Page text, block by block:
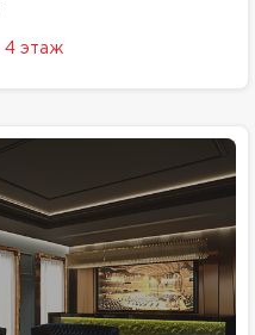
4 этаж